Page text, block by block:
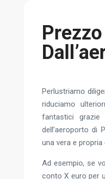
Perlustriamo
riduciamo
fantastici
dell’aeroporto di
una vera e
Ad esempio, se
conto X euro per